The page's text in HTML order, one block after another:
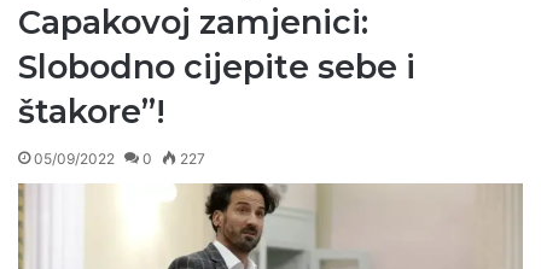
Capakovoj zamjenici:
Slobodno cijepite sebe i
štakore”!
05/09/2022 0 227